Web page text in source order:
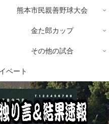
熊本市民親善野球大会
金た郎カップ
その他の試合
ベート